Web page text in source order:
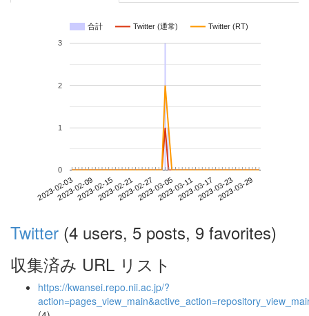
合計 Twitter (通常) Twitter (RT)
2023-02-032023-02-092023-02-152023-02-212023-02-272023-03-052023-03-112023-03-172023-03-232023-03-29
0
1
2
3
Twitter (4 users, 5 posts, 9 favorites)
収集済み URL リスト
https://kwansei.repo.nii.ac.jp/?